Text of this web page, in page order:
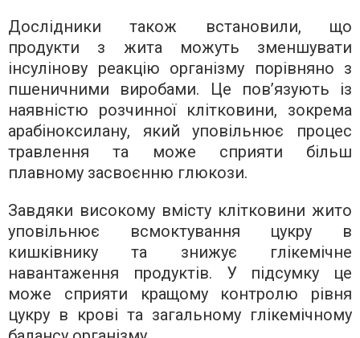
Дослідники також встановили, що
продукти з жита можуть зменшувати
інсулінову реакцію організму порівняно з
пшеничними виробами. Це пов’язують із
наявністю розчинної клітковини, зокрема
арабіноксилану, який уповільнює процес
травлення та може сприяти більш
плавному засвоєнню глюкози.
Завдяки високому вмісту клітковини жито
уповільнює всмоктування цукру в
кишківнику та знижує глікемічне
навантаження продуктів. У підсумку це
може сприяти кращому контролю рівня
цукру в крові та загальному глікемічному